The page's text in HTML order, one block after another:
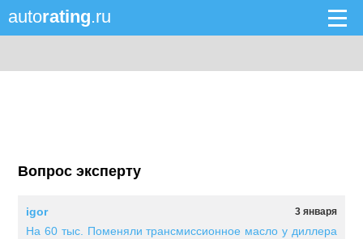
autorating.ru
Вопрос эксперту
3 января
igor
На 60 тыс. Поменяли трансмиссионное масло у диллера